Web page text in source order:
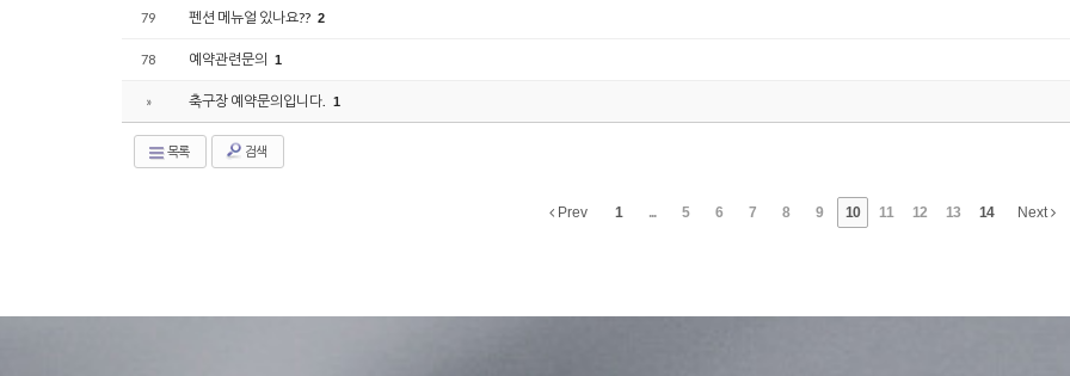
79 펜션 메뉴얼 있나요?? 2
78 예약관련문의 1
» 축구장 예약문의입니다. 1
목록 검색
Prev 1 ... 5 6 7 8 9 10 11 12 13 14 Next